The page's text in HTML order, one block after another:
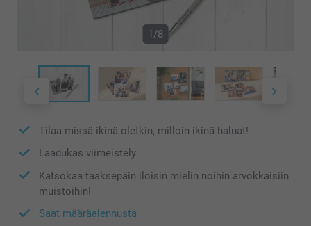
1/8
Tilaa missä ikinä oletkin, milloin ikinä haluat!
Laadukas viimeistely
Katsokaa taaksepäin iloisin mielin noihin arvokkaisiin
muistoihin!
Saat määräalennusta